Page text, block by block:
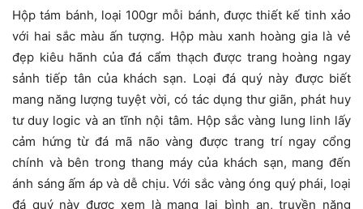
Hộp tám bánh, loại 100gr mỗi bánh, được thiết kế tinh xảo
với hai sắc màu ấn tượng. Hộp màu xanh hoàng gia là vẻ
đẹp kiêu hãnh của đá cẩm thạch được trang hoàng ngay
sảnh tiếp tân của khách sạn. Loại đá quý này được biết
mang năng lượng tuyệt vời, có tác dụng thư giãn, phát huy
tư duy logic và an tĩnh nội tâm. Hộp sắc vàng lung linh lấy
cảm hứng từ đá mã não vàng được trang trí ngay cổng
chính và bên trong thang máy của khách sạn, mang đến
ánh sáng ấm áp và dễ chịu. Với sắc vàng óng quý phái, loại
đá quý này được xem là mang lại bình an, truyền năng